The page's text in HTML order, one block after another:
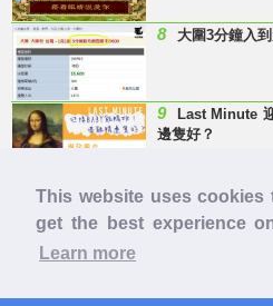
This website uses cookies
get the best experience
Learn more
8 大圍3分鐘入
9
Last Minute
邊隻好？
10
【童年回憶